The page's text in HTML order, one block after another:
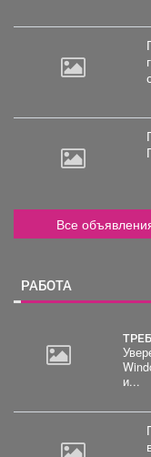
Все
РАБОТА
Windows знание
и...